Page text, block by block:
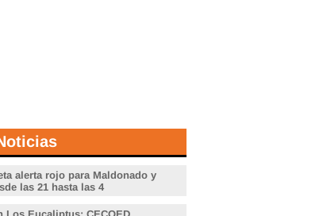
alerta rojo para Maldonado y
las 21 hasta las 4